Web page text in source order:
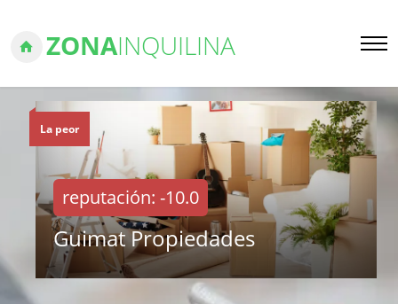
ZONAINQUILINA
La peor
reputación: -10.0
Guimat Propiedades